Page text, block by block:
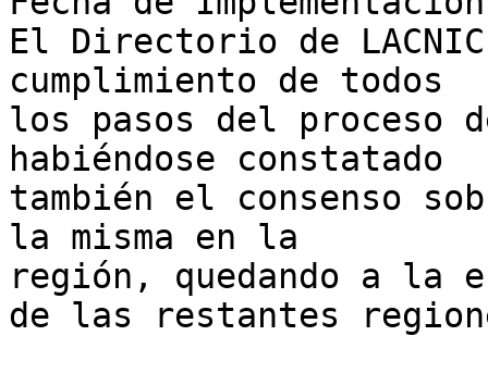
El Directorio de
cumplimiento de todos
los pasos del proceso
habiéndose constatado
también el consenso
la misma en la
región, quedando a la
de las restantes